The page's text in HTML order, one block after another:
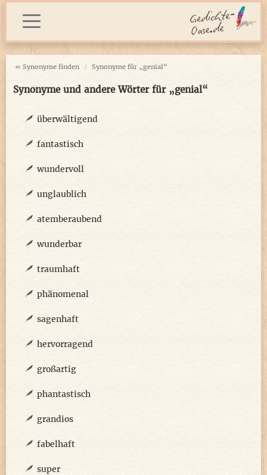
« Synonyme finden Synonyme für „genial“
Synonyme und andere Wörter für „genial“
überwältigend
fantastisch
wundervoll
unglaublich
atemberaubend
wunderbar
traumhaft
phänomenal
sagenhaft
hervorragend
großartig
phantastisch
grandios
fabelhaft
super